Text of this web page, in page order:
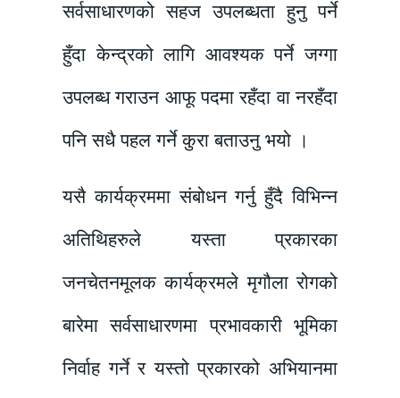
सर्वसाधारणको सहज उपलब्धता हुनु पर्ने
हुँदा केन्द्रको लागि आवश्यक पर्ने जग्गा
उपलब्ध गराउन आफू पदमा रहँदा वा नरहँदा
पनि सधै पहल गर्ने कुरा बताउनु भयो ।
यसै कार्यक्रममा संबोधन गर्नु हुँदै विभिन्न
अतिथिहरुले यस्ता प्रकारका
जनचेतनमूलक कार्यक्रमले मृगौला रोगको
बारेमा सर्वसाधारणमा प्रभावकारी भूमिका
निर्वाह गर्ने र यस्तो प्रकारको अभियानमा